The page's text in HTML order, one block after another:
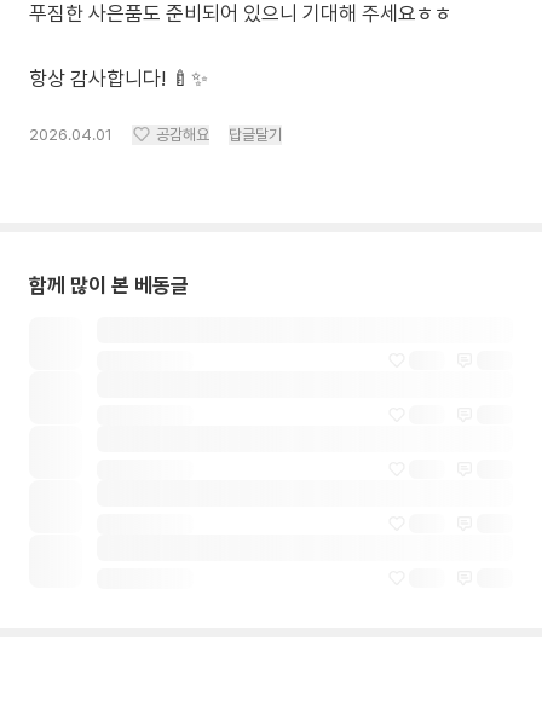
푸짐한 사은품도 준비되어 있으니 기대해 주세요ㅎㅎ
항상 감사합니다! 🍼✨
2026.04.01 공감해요 답글달기
함께 많이 본 베동글